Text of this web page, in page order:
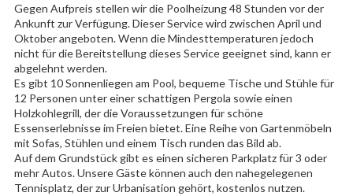
Gegen Aufpreis stellen wir die Poolheizung 48 Stunden vor der
Ankunft zur Verfügung. Dieser Service wird zwischen April und
Oktober angeboten. Wenn die Mindesttemperaturen jedoch
nicht für die Bereitstellung dieses Service geeignet sind, kann er
abgelehnt werden.
Es gibt 10 Sonnenliegen am Pool, bequeme Tische und Stühle für
12 Personen unter einer schattigen Pergola sowie einen
Holzkohlegrill, der die Voraussetzungen für schöne
Essenserlebnisse im Freien bietet. Eine Reihe von Gartenmöbeln
mit Sofas, Stühlen und einem Tisch runden das Bild ab.
Auf dem Grundstück gibt es einen sicheren Parkplatz für 3 oder
mehr Autos. Unsere Gäste können auch den nahegelegenen
Tennisplatz, der zur Urbanisation gehört, kostenlos nutzen.